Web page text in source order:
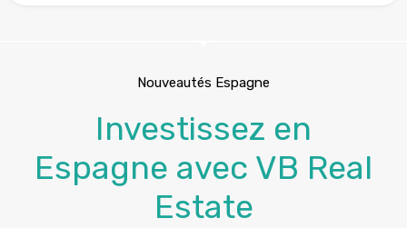
Nouveautés Espagne
Investissez en
Espagne avec VB Real
Estate